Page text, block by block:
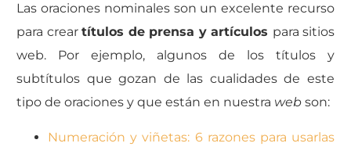
Las oraciones nominales son un excelente recurso
para crear títulos de prensa y artículos para sitios
web. Por ejemplo, algunos de los títulos y
subtítulos que gozan de las cualidades de este
tipo de oraciones y que están en nuestra web son:
Numeración y viñetas: 6 razones para usarlas